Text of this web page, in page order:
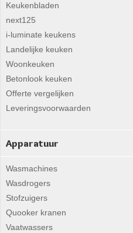
Keukenbladen
next125
i-luminate keukens
Landelijke keuken
Woonkeuken
Betonlook keuken
Offerte vergelijken
Leveringsvoorwaarden
Apparatuur
Wasmachines
Wasdrogers
Stofzuigers
Quooker kranen
Vaatwassers